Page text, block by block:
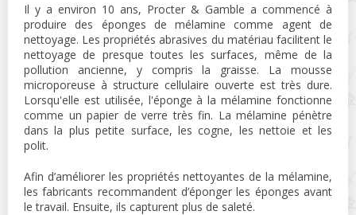
Il y a environ 10 ans, Procter & Gamble a commencé à
produire des éponges de mélamine comme agent de
nettoyage. Les propriétés abrasives du matériau facilitent le
nettoyage de presque toutes les surfaces, même de la
pollution ancienne, y compris la graisse. La mousse
microporeuse à structure cellulaire ouverte est très dure.
Lorsqu'elle est utilisée, l'éponge à la mélamine fonctionne
comme un papier de verre très fin. La mélamine pénètre
dans la plus petite surface, les cogne, les nettoie et les
polit.
Afin d’améliorer les propriétés nettoyantes de la mélamine,
les fabricants recommandent d’éponger les éponges avant
le travail. Ensuite, ils capturent plus de saleté.